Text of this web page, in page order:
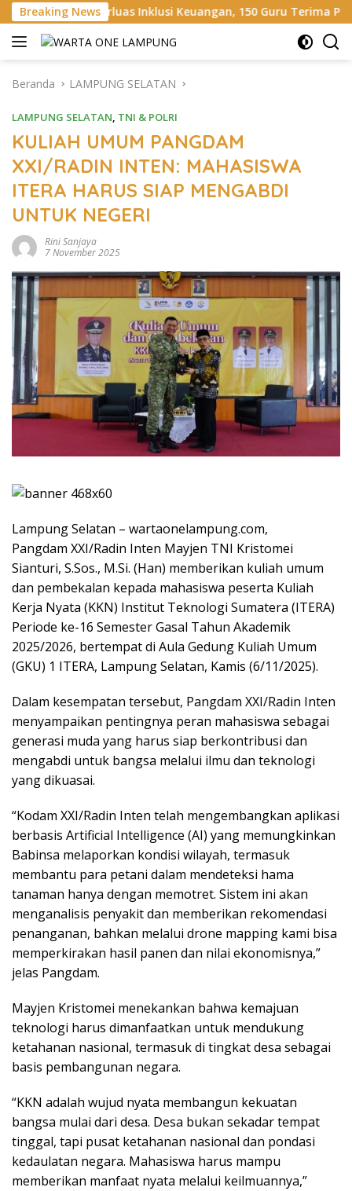
Langsung
ke
konten
Breaking News
Inklusi Keuangan, 150 Guru Terima Perlindungan Asuransi
Beranda LAMPUNG SELATAN
LAMPUNG SELATAN, TNI & POLRI
KULIAH UMUM PANGDAM
XXI/RADIN INTEN: MAHASISWA
ITERA HARUS SIAP MENGABDI
UNTUK NEGERI
Rini Sanjaya
7 November 2025
Lampung Selatan – wartaonelampung.com,
Pangdam XXI/Radin Inten Mayjen TNI Kristomei
Sianturi, S.Sos., M.Si. (Han) memberikan kuliah umum
dan pembekalan kepada mahasiswa peserta Kuliah
Kerja Nyata (KKN) Institut Teknologi Sumatera (ITERA)
Periode ke-16 Semester Gasal Tahun Akademik
2025/2026, bertempat di Aula Gedung Kuliah Umum
(GKU) 1 ITERA, Lampung Selatan, Kamis (6/11/2025).
Dalam kesempatan tersebut, Pangdam XXI/Radin Inten
menyampaikan pentingnya peran mahasiswa sebagai
generasi muda yang harus siap berkontribusi dan
mengabdi untuk bangsa melalui ilmu dan teknologi
yang dikuasai.
“Kodam XXI/Radin Inten telah mengembangkan aplikasi
berbasis Artificial Intelligence (AI) yang memungkinkan
Babinsa melaporkan kondisi wilayah, termasuk
membantu para petani dalam mendeteksi hama
tanaman hanya dengan memotret. Sistem ini akan
menganalisis penyakit dan memberikan rekomendasi
penanganan, bahkan melalui drone mapping kami bisa
memperkirakan hasil panen dan nilai ekonomisnya,”
jelas Pangdam.
Mayjen Kristomei menekankan bahwa kemajuan
teknologi harus dimanfaatkan untuk mendukung
ketahanan nasional, termasuk di tingkat desa sebagai
basis pembangunan negara.
“KKN adalah wujud nyata membangun kekuatan
bangsa mulai dari desa. Desa bukan sekadar tempat
tinggal, tapi pusat ketahanan nasional dan pondasi
kedaulatan negara. Mahasiswa harus mampu
memberikan manfaat nyata melalui keilmuannya,”